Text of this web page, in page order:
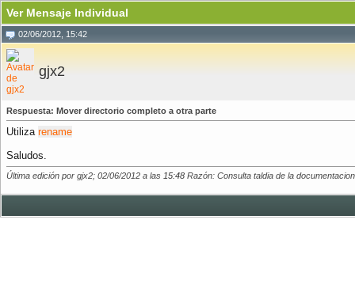
Ver Mensaje Individual
02/06/2012, 15:42
gjx2
Respuesta: Mover directorio completo a otra parte
Utiliza rename
Saludos.
Última edición por gjx2; 02/06/2012 a las 15:48 Razón: Consulta taldia de la